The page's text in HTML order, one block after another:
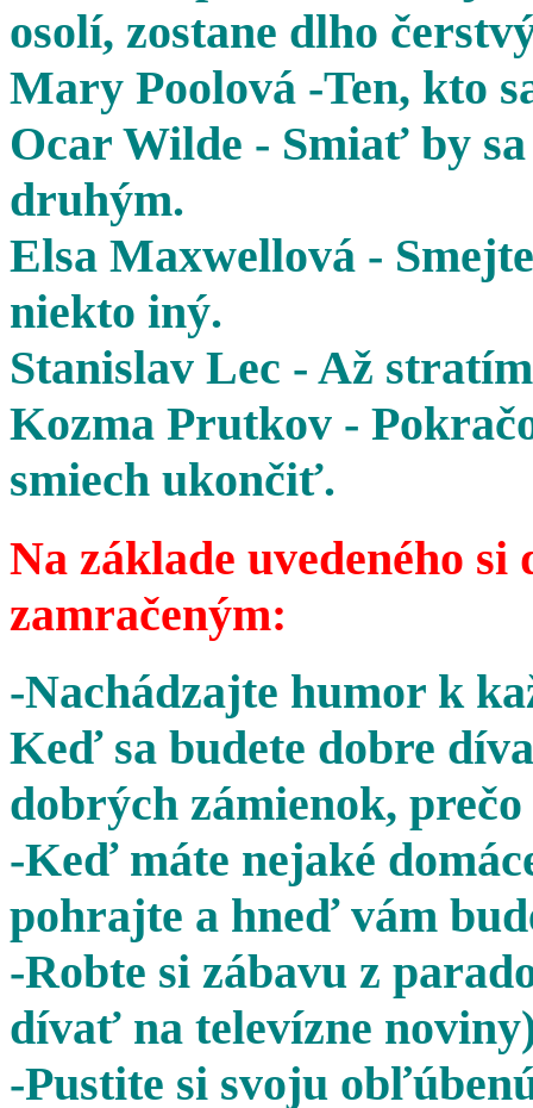
osolí, zostane dlho
Mary Poolová -Ten, kto
Ocar Wilde - Smiať by
druhým.
Elsa Maxwellová -
niekto iný.
Stanislav Lec - Až
Kozma Prutkov -
smiech ukončiť.
Na základe uvedeného
zamračeným:
-Nachádzajte humor k
Keď sa budete dobre
dobrých zámienok,
-Keď máte nejaké
pohrajte a hneď vám
-Robte si zábavu z
dívať na televízne
-Pustite si svoju